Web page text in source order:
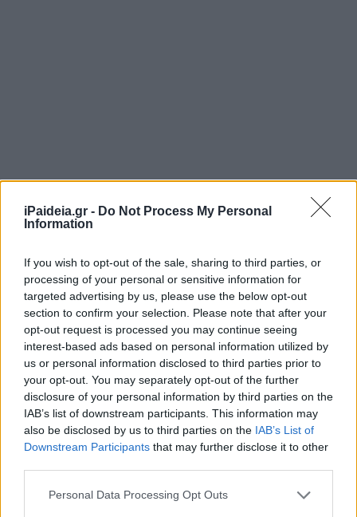
iPaideia.gr - Do Not Process My Personal
Information
If you wish to opt-out of the sale, sharing to third parties, or
processing of your personal or sensitive information for
targeted advertising by us, please use the below opt-out
section to confirm your selection. Please note that after your
opt-out request is processed you may continue seeing
interest-based ads based on personal information utilized by
us or personal information disclosed to third parties prior to
your opt-out. You may separately opt-out of the further
disclosure of your personal information by third parties on the
IAB’s list of downstream participants. This information may
also be disclosed by us to third parties on the IAB’s List of
Downstream Participants that may further disclose it to other
Please note that this website/app uses one or more Google
Personal Data Processing Opt Outs
Στην πρόσκληση προβάλλονται ως βασικοί άξονες η
επιστήμη και η ανάπτυξη.
Παράλληλα, γίνεται αναφορά στη συμμετοχή, τη σκέψη,
συνείδηση και τις αξίες, στοιχεία που συνδέονται με το
εκδήλωσης «Από τον μαθητή του σήμερα στον πολίτη του
Διάλογος για το Εθνικό Απολυτήριο
Σε εξέλιξη ένας εκτενής διάλογος για το Εθνικό
αυτό έχει συσταθεί ειδική επιτροπή με τη συμμετοχή